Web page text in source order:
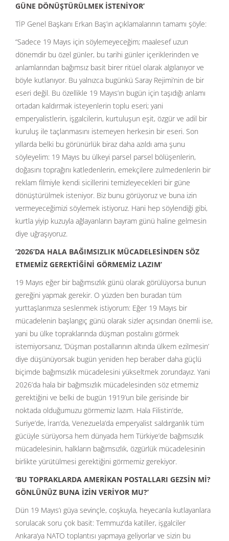
GÜNE DÖNÜŞTÜRÜLMEK İSTENİYOR’
TİP Genel Başkanı Erkan Baş’ın açıklamalarının tamamı şöyle:
“Sadece 19 Mayıs için söylemeyeceğim; maalesef uzun
dönemdir bu özel günler, bu tarihi günler içeriklerinden ve
anlamlarından bağımsız basit birer ritüel olarak algılanıyor ve
böyle kutlanıyor. Bu yalnızca bugünkü Saray Rejimi’nin de bir
eseri değil. Bu özellikle 19 Mayıs’ın bugün için taşıdığı anlamı
ortadan kaldırmak isteyenlerin toplu eseri; yani
emperyalistlerin, işgalcilerin, kurtuluşun eşit, özgür ve adil bir
kuruluş ile taçlanmasını istemeyen herkesin bir eseri. Son
yıllarda belki bu görünürlük biraz daha azıldı ama şunu
söyleyelim: 19 Mayıs bu ülkeyi parsel parsel bölüşenlerin,
doğasını toprağını katledenlerin, emekçilere zulmedenlerin bir
reklam filmiyle kendi sicillerini temizleyecekleri bir güne
dönüştürülmek isteniyor. Biz bunu görüyoruz ve buna izin
vermeyeceğimizi söylemek istiyoruz. Hani hep söylendiği gibi,
kurtla yiyip kuzuyla ağlayanların bayram günü haline gelmesin
diye uğraşıyoruz.
‘2026’DA HALA BAĞIMSIZLIK MÜCADELESİNDEN SÖZ
ETMEMİZ GEREKTİĞİNİ GÖRMEMİZ LAZIM’
19 Mayıs eğer bir bağımsızlık günü olarak görülüyorsa bunun
gereğini yapmak gerekir. O yüzden ben buradan tüm
yurttaşlarımıza seslenmek istiyorum: Eğer 19 Mayıs bir
mücadelenin başlangıç günü olarak sizler açısından önemli ise,
yani bu ülke topraklarında düşman postalını görmek
istemiyorsanız, ‘Düşman postallarının altında ülkem ezilmesin’
diye düşünüyorsak bugün yeniden hep beraber daha güçlü
biçimde bağımsızlık mücadelesini yükseltmek zorundayız. Yani
2026’da hala bir bağımsızlık mücadelesinden söz etmemiz
gerektiğini ve belki de bugün 1919’un bile gerisinde bir
noktada olduğumuzu görmemiz lazım. Hala Filistin’de,
Suriye’de, İran’da, Venezuela’da emperyalist saldırganlık tüm
gücüyle sürüyorsa hem dünyada hem Türkiye’de bağımsızlık
mücadelesinin, halkların bağımsızlık, özgürlük mücadelesinin
birlikte yürütülmesi gerektiğini görmemiz gerekiyor.
‘BU TOPRAKLARDA AMERİKAN POSTALLARI GEZSİN Mİ?
GÖNLÜNÜZ BUNA İZİN VERİYOR MU?’
Dün 19 Mayıs’ı güya sevinçle, coşkuyla, heyecanla kutlayanlara
sorulacak soru çok basit: Temmuz’da katiller, işgalciler
Ankara’ya NATO toplantısı yapmaya geliyorlar ve sizin bu